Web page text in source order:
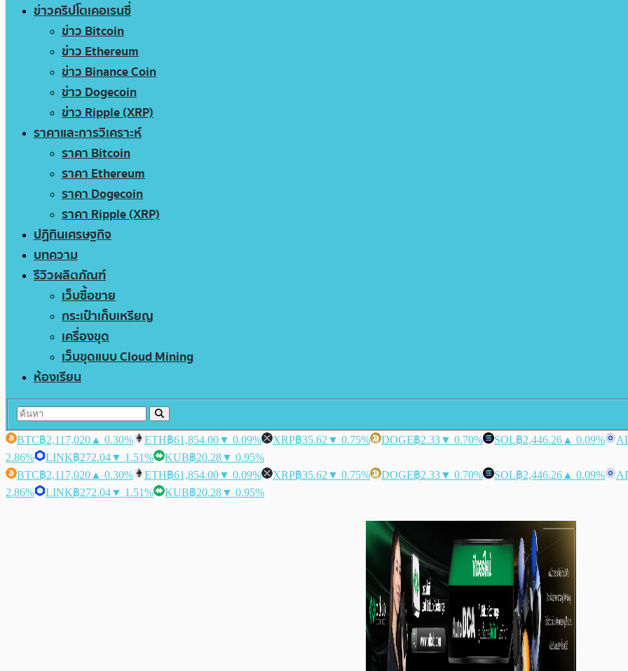
ข่าวคริปโตเคอเรนซี่
ข่าว Bitcoin
ข่าว Ethereum
ข่าว Binance Coin
ข่าว Dogecoin
ข่าว Ripple (XRP)
ราคาและการวิเคราะห์
ราคา Bitcoin
ราคา Ethereum
ราคา Dogecoin
ราคา Ripple (XRP)
ปฏิทินเศรษฐกิจ
บทความ
รีวิวผลิตภัณฑ์
เว็บซื้อขาย
กระเป๋าเก็บเหรียญ
เครื่องขุด
เว็บขุดแบบ Cloud Mining
ห้องเรียน
BTC฿2,117,020 ▲ 0.30% ETH฿61,854.00▼ 0.09% XRP฿35.62 ▼ 0.75% DOGE฿2.33▼ 0.70% SOL฿2,446.26 ▲ 0.09%
2.86%
LINK฿272.04▼ 1.51% KUB฿20.28▼ 0.95%
BTC฿2,117,020 ▲ 0.30% ETH฿61,854.00▼ 0.09% XRP฿35.62 ▼ 0.75% DOGE฿2.33▼ 0.70% SOL฿2,446.26 ▲ 0.09%
2.86%
LINK฿272.04▼ 1.51% KUB฿20.28▼ 0.95%